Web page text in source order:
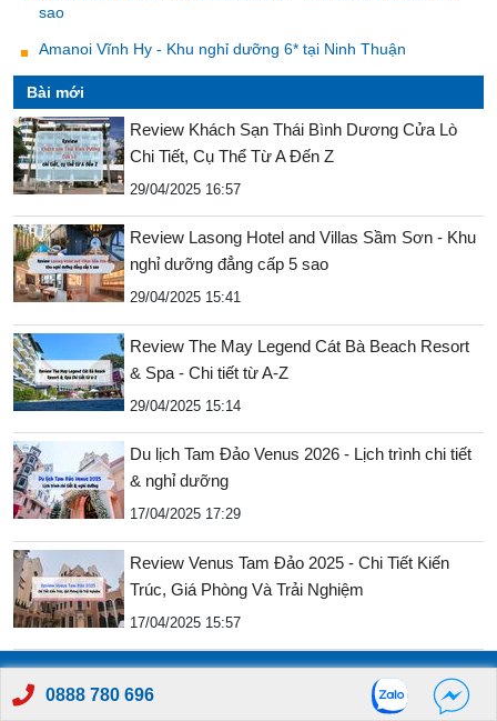
sao
Amanoi Vĩnh Hy - Khu nghỉ dưỡng 6* tại Ninh Thuận
Bài mới
Review Khách Sạn Thái Bình Dương Cửa Lò
Chi Tiết, Cụ Thể Từ A Đến Z
29/04/2025 16:57
Review Lasong Hotel and Villas Sầm Sơn - Khu
nghỉ dưỡng đẳng cấp 5 sao
29/04/2025 15:41
Review The May Legend Cát Bà Beach Resort
& Spa - Chi tiết từ A-Z
29/04/2025 15:14
Du lịch Tam Đảo Venus 2026 - Lịch trình chi tiết
& nghỉ dưỡng
17/04/2025 17:29
Review Venus Tam Đảo 2025 - Chi Tiết Kiến
Trúc, Giá Phòng Và Trải Nghiệm
17/04/2025 15:57
Amazing – ĐKKD: 0109963898 do Sở kế hoạch và đầu tư thành
0888 780 696